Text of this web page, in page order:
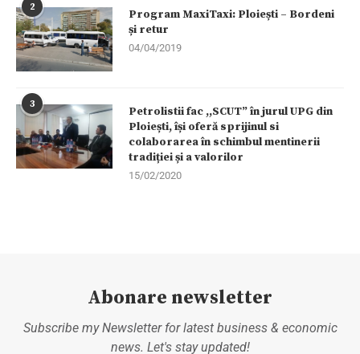
2
Program MaxiTaxi: Ploiești – Bordeni
și retur
04/04/2019
3
Petrolistii fac ,,SCUT” în jurul UPG din
Ploiești, își oferă sprijinul si
colaborarea în schimbul mentinerii
tradiției și a valorilor
15/02/2020
Abonare newsletter
Subscribe my Newsletter for latest business & economic
news. Let's stay updated!